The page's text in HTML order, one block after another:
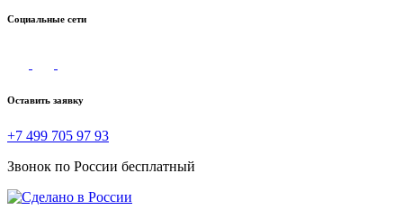
Социальные сети
Оставить заявку
+7 499 705 97 93
Звонок по России бесплатный